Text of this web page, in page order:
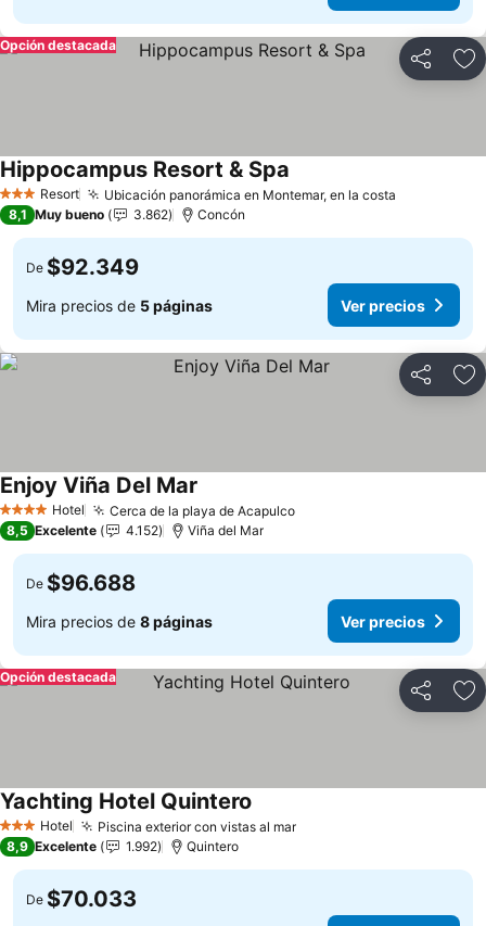
Compartir
Opción destacada
3 EstrellasResort Ubicación panorámica en Montemar, en la costa
Hippocampus Resort & Spa
8,1 Muy bueno 3.862 Concón
De $92.349
Mira precios de 5 páginas Ver precios
Compartir
4 EstrellasHotel Cerca de la playa de Acapulco
Enjoy Viña Del Mar
8,5 Excelente 4.152 Viña del Mar
De $96.688
Mira precios de 8 páginas Ver precios
Compartir
Opción destacada
3 Estrellas
Hotel Piscina exterior con vistas al mar
Yachting Hotel Quintero
8,9 Excelente 1.992 Quintero
De $70.033